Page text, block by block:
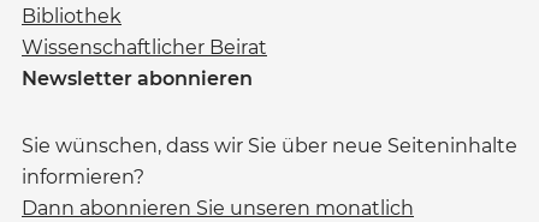
Bibliothek
Wissenschaftlicher Beirat
Newsletter abonnieren
Sie wünschen, dass wir Sie über neue Seiteninhalte
informieren?
Dann abonnieren Sie unseren monatlich